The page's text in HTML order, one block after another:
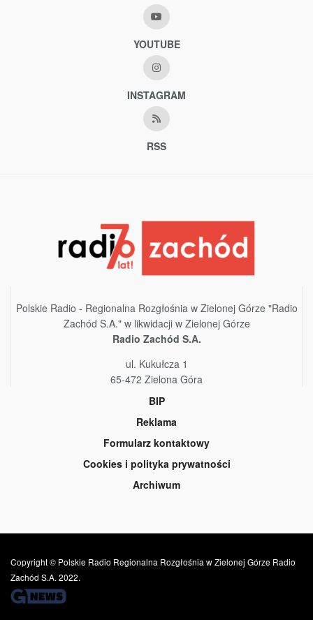
YOUTUBE
INSTAGRAM
RSS
Polskie Radio - Regionalna Rozgłośnia w Zielonej Górze "Radio
Zachód S.A." w likwidacji w Zielonej Górze
Radio Zachód S.A.
ul. Kukułcza 1
65-472 Zielona Góra
BIP
Reklama
Formularz kontaktowy
Cookies i polityka prywatności
Archiwum
Copyright © Polskie Radio Regionalna Rozgłośnia w Zielonej Górze Radio
Zachód S.A. 2022.